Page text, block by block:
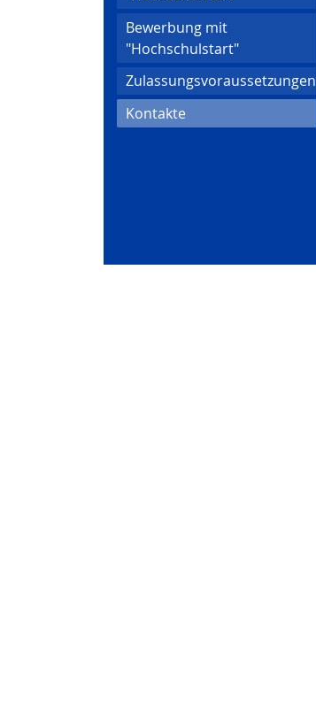
Bewerbung mit
"Hochschulstart"
Zulassungsvoraussetzungen
Kontakte